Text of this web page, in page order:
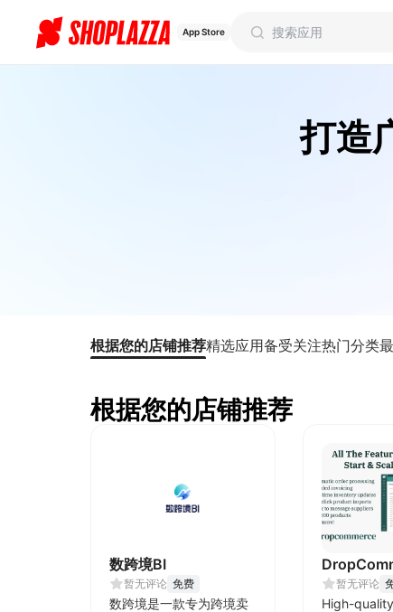
App Store
打造
根据您的店铺推荐精选应用备受关注热门分类
根据您的店铺推荐
数跨境BI
暂无评论 免费
数跨境是一款专为跨境卖
暂无评论
High-